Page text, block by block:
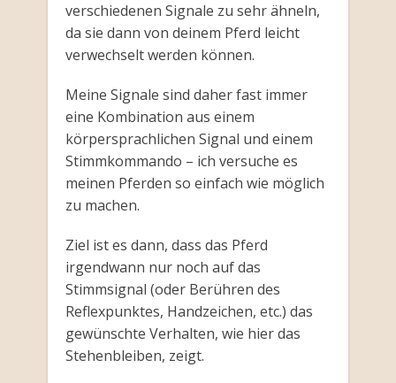
verschiedenen Signale zu sehr ähneln,
da sie dann von deinem Pferd leicht
verwechselt werden können.
Meine Signale sind daher fast immer
eine Kombination aus einem
körpersprachlichen Signal und einem
Stimmkommando – ich versuche es
meinen Pferden so einfach wie möglich
zu machen.
Ziel ist es dann, dass das Pferd
irgendwann nur noch auf das
Stimmsignal (oder Berühren des
Reflexpunktes, Handzeichen, etc.) das
gewünschte Verhalten, wie hier das
Stehenbleiben, zeigt.